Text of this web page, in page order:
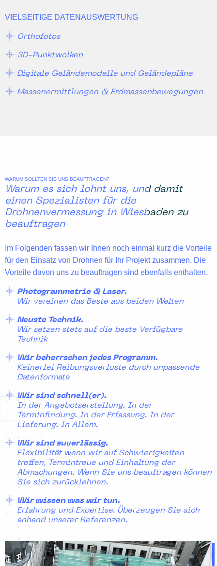
VIELSEITIGE DATENAUSWERTUNG
Orthofotos
3D-Punktwolken
Digitale Geländemodelle und Geländepläne
Massenermittlungen & Erdmassenbewegungen
WARUM SOLLTEN SIE UNS BEAUFTRAGEN?
Warum es sich lohnt uns, und damit
einen Spezialisten für die
Drohnenvermessung in Wiesbaden zu
beauftragen
Im Folgenden fassen wir Ihnen noch einmal kurz die Vorteile
für den Einsatz von Drohnen für Ihr Projekt zusammen. Die
Vorteile davon uns zu beauftragen sind ebenfalls enthalten.
Photogrammetrie & Laser.
Wir vereinen das Beste aus beiden Welten
Neuste Technik.
Wir setzen stets auf die beste Verfügbare
Technik
Wir beherrschen jedes Programm.
Keinerlei Reibungsverluste durch unpassende
Datenformate
Wir sind schnell(er).
In der Angebotserstellung. In der
Terminfindung. In der Erfassung. In der
Lieferung. In Allem.
Wir sind zuverlässig.
Flexibilität wenn wir auf Schwierigkeiten
treffen, Termintreue und Einhaltung der
Abmachungen. Wenn Sie uns beauftragen können
Sie sich zurücklehnen.
Wir wissen was wir tun.
Erfahrung und Expertise. Überzeugen Sie sich
anhand unserer Referenzen.